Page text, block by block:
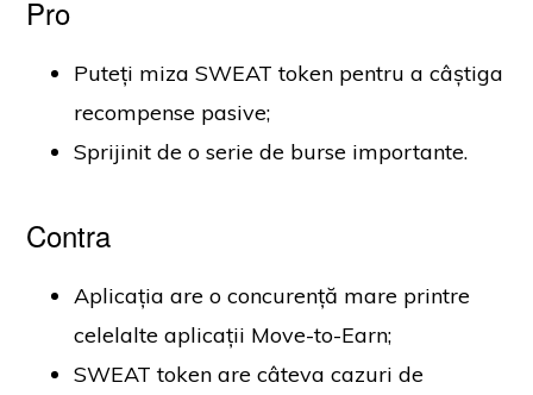
Pro
Puteți miza SWEAT token pentru a câștiga
recompense pasive;
Sprijinit de o serie de burse importante.
Contra
Aplicația are o concurență mare printre
celelalte aplicații Move-to-Earn;
SWEAT token are câteva cazuri de